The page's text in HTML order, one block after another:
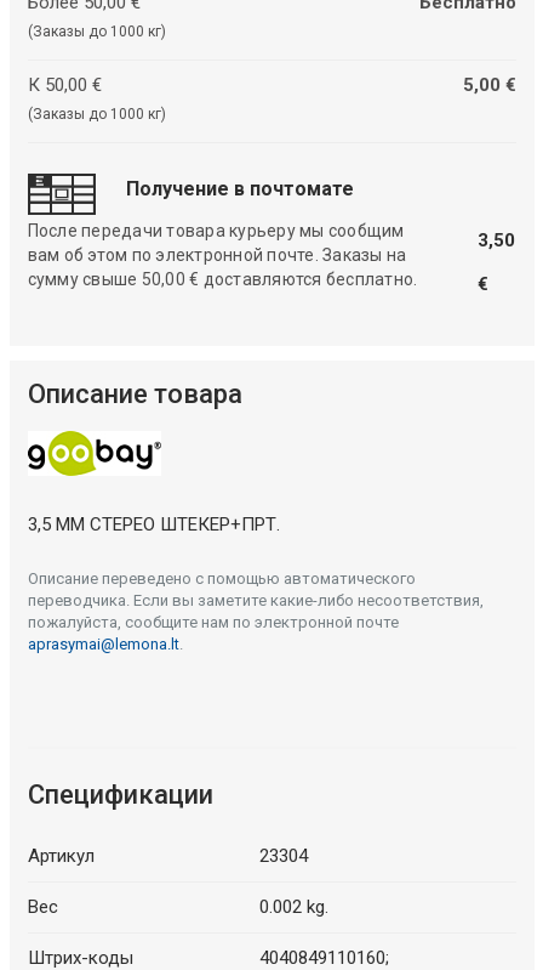
(Заказы до 1000 кг)
К 50,00 €
(Заказы до 1000 кг)
5,00 €
Получение в почтомате
После передачи товара курьеру мы сообщим
вам об этом по электронной почте. Заказы на
сумму свыше 50,00 € доставляются бесплатно.
3,50
€
Описание товара
3,5 ММ СТЕРЕО ШТЕКЕР+ПРТ.
Описание переведено с помощью автоматического
переводчика. Если вы заметите какие-либо несоответствия,
пожалуйста, сообщите нам по электронной почте
aprasymai@lemona.lt.
Спецификации
Артикул 23304
Вес 0.002 kg.
Штрих-коды
4040849110160;